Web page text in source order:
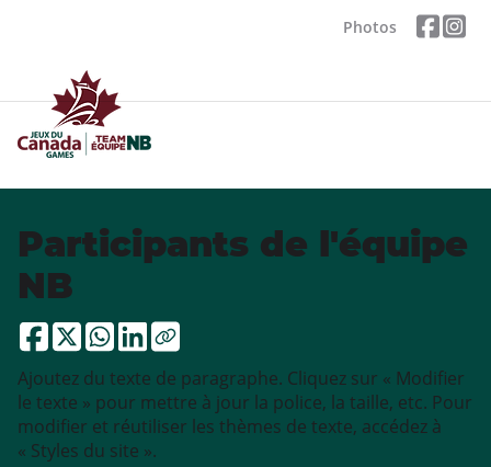
Photos
Participants de l'équipe
NB
Ajoutez du texte de paragraphe. Cliquez sur « Modifier
le texte » pour mettre à jour la police, la taille, etc. Pour
modifier et réutiliser les thèmes de texte, accédez à
« Styles du site ».